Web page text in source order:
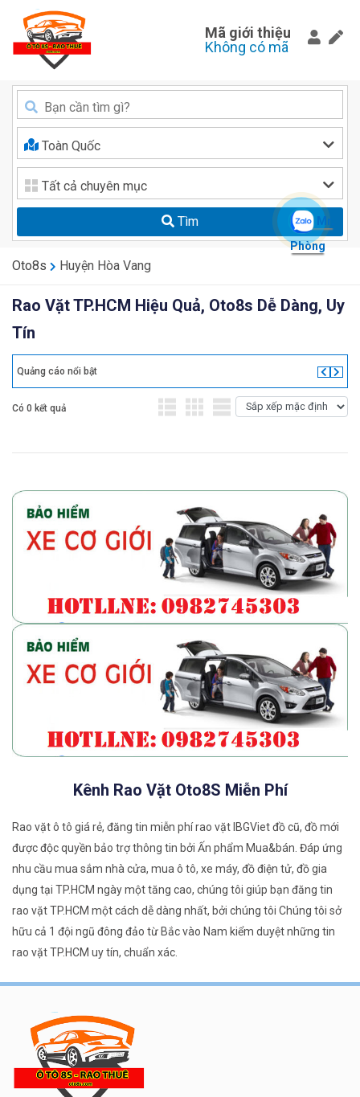
Mã giới thiệu
Không có mã
Toàn Quốc
Tất cả chuyên mục
Tìm
Oto8s Huyện Hòa Vang
Rao Vặt TP.HCM Hiệu Quả, Oto8s Dễ Dàng, Uy
Tín
Quảng cáo nổi bật
Có 0 kết quả
Kênh Rao Vặt Oto8S Miễn Phí
Rao vặt ô tô giá rẻ, đăng tin miễn phí rao vặt IBGViet đồ cũ, đồ mới
được độc quyền bảo trợ thông tin bởi Ấn phẩm Mua&bán. Đáp ứng
nhu cầu mua sắm nhà cửa, mua ô tô, xe máy, đồ điện tử, đồ gia
dụng tại TP.HCM ngày một tăng cao, chúng tôi giúp bạn đăng tin
rao vặt TP.HCM một cách dễ dàng nhất, bởi chúng tôi Chúng tôi sở
hữu cả 1 đội ngũ đông đảo từ Bắc vào Nam kiểm duyệt những tin
rao vặt TP.HCM uy tín, chuẩn xác.
Mr.
Phòng